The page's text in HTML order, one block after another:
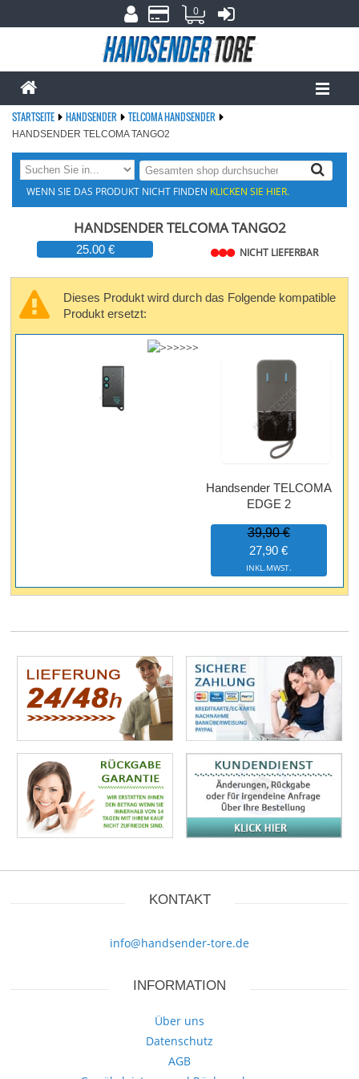
0
STARTSEITE HANDSENDER TELCOMA HANDSENDER
HANDSENDER TELCOMA TANGO2
WENN SIE DAS PRODUKT NICHT FINDEN KLICKEN SIE HIER.
HANDSENDER TELCOMA TANGO2
25.00 € NICHT LIEFERBAR
Dieses Produkt wird durch das Folgende kompatible
Produkt ersetzt:
Handsender TELCOMA
EDGE 2
39,90 €
27,90 €
INKL.MWST.
KONTAKT
info@handsender-tore.de
INFORMATION
Über uns
Datenschutz
AGB